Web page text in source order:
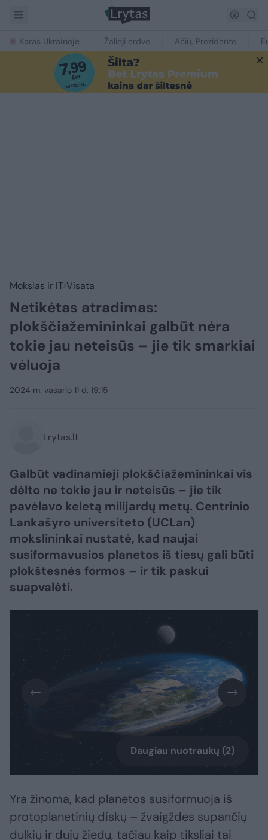
Karas Ukrainoje Žalioji erdvė Ačiū, Prezidente
Mokslas ir IT Visata
Netikėtas atradimas:
plokščiažemininkai galbūt nėra
tokie jau neteisūs – jie tik smarkiai
vėluoja
2024 m. vasario 11 d. 19:15
Lrytas.lt
Galbūt vadinamieji plokščiažemininkai vis
dėlto ne tokie jau ir neteisūs – jie tik
pavėlavo keletą milijardų metų. Centrinio
Lankašyro universiteto (UCLan)
mokslininkai nustatė, kad naujai
susiformavusios planetos iš tiesų gali būti
plokštesnės formos – ir tik paskui
suapvalėti.
Daugiau nuotraukų (2)
Yra žinoma, kad planetos susiformuoja iš
protoplanetinių diskų – žvaigždes supančių
dulkių ir dujų žiedų, tačiau kaip tiksliai tai